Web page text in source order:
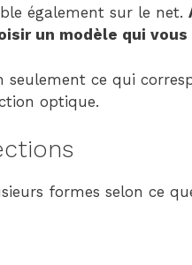
également sur le net.
un modèle qui vous
seulement ce qui
optique.
formes selon ce